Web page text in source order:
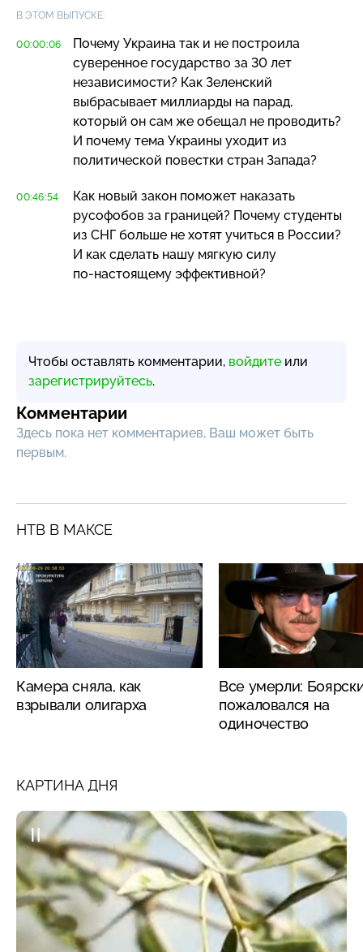
В ЭТОМ ВЫПУСКЕ:
00:00:06
Почему Украина так и не построила
суверенное государство за 30 лет
независимости? Как Зеленский
выбрасывает миллиарды на парад,
который он сам же обещал не проводить?
И почему тема Украины уходит из
политической повестки стран Запада?
00:46:54
Как новый закон поможет наказать
русофобов за границей? Почему студенты
из СНГ больше не хотят учиться в России?
И как сделать нашу мягкую силу
по-настоящему эффективной?
Чтобы оставлять комментарии, войдите или
зарегистрируйтесь.
Комментарии
Здесь пока нет комментариев, Ваш может быть
первым.
НТВ В МАКСЕ
Камера сняла, как
взрывали олигарха
Все умерли:
пожаловался на
одиночество
КАРТИНА ДНЯ